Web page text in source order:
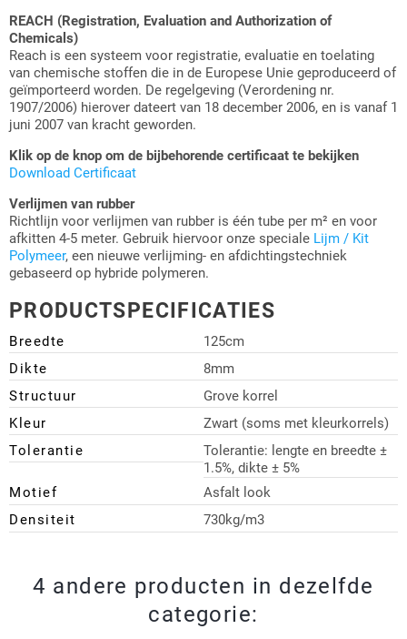
REACH (Registration, Evaluation and Authorization of
Chemicals)
Reach is een systeem voor registratie, evaluatie en toelating
van chemische stoffen die in de Europese Unie geproduceerd of
geïmporteerd worden. De regelgeving (Verordening nr.
1907/2006) hierover dateert van 18 december 2006, en is vanaf 1
juni 2007 van kracht geworden.
Klik op de knop om de bijbehorende certificaat te bekijken
Download Certificaat
Verlijmen van rubber
Richtlijn voor verlijmen van rubber is één tube per m² en voor
afkitten 4-5 meter. Gebruik hiervoor onze speciale Lijm / Kit
Polymeer, een nieuwe verlijming- en afdichtingstechniek
gebaseerd op hybride polymeren.
PRODUCTSPECIFICATIES
Breedte
125cm
Dikte
8mm
Structuur
Grove korrel
Kleur
Zwart (soms met kleurkorrels)
Tolerantie
Tolerantie: lengte en breedte ±
1.5%, dikte ± 5%
Motief
Asfalt look
Densiteit
730kg/m3
4 andere producten in dezelfde
categorie: